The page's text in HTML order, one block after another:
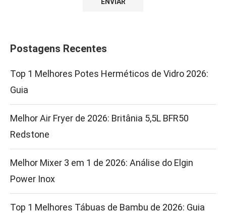
Postagens Recentes
Top 1 Melhores Potes Herméticos de Vidro 2026:
Guia
Melhor Air Fryer de 2026: Britânia 5,5L BFR50
Redstone
Melhor Mixer 3 em 1 de 2026: Análise do Elgin
Power Inox
Top 1 Melhores Tábuas de Bambu de 2026: Guia